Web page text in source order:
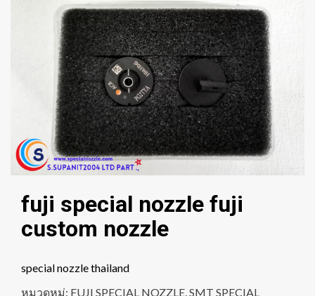
fuji special nozzle fuji
custom nozzle
special nozzle thailand
หมวดหมู่: FUJI SPECIAL NOZZLE SMT SPECIAL